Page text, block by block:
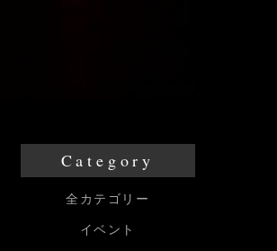
Category
全カテゴリー
イベント